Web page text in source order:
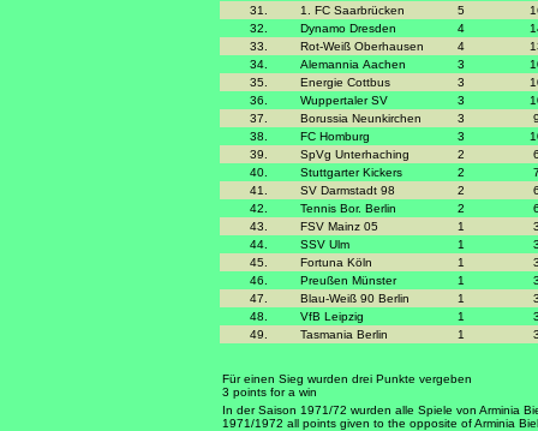
31.
1. FC Saarbrücken 5
32.
Dynamo Dresden 4
33.
Rot-Weiß Oberhausen 4
34.
Alemannia Aachen 3
35.
Energie Cottbus 3
36.
Wuppertaler SV 3
37.
Borussia Neunkirchen 3
38.
FC Homburg 3
39.
SpVg Unterhaching 2
40.
Stuttgarter Kickers 2
41.
SV Darmstadt 98 2
42.
Tennis Bor. Berlin 2
43.
FSV Mainz 05 1
44.
SSV Ulm 1
45.
Fortuna Köln 1
46.
Preußen Münster 1
47.
Blau-Weiß 90 Berlin 1
48.
VfB Leipzig 1
49.
Tasmania Berlin 1
Für einen Sieg wurden drei Punkte vergeben
3 points for a win
In der Saison 1971/72 wurden alle Spiele von Arminia
1971/1972 all points given to the opposite of Arminia